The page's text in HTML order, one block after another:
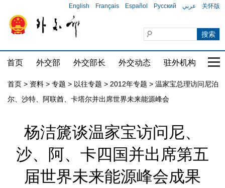
English Français Español Русский عربي 关怀版
首页 外交部 外交部长 外交动态 驻外机构 国
首页 > 资料 > 专题 > 以往专题 > 2012年专题 > 温家宝总理访问尼泊
尔、沙特、阿联酋、卡塔尔并出席世界未来能源峰会
杨洁篪谈温家宝访问尼、
沙、阿、卡四国并出席第五
届世界未来能源峰会成果